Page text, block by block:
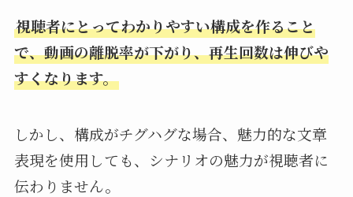
視聴者にとってわかりやすい構成を作ること
で、動画の離脱率が下がり、再生回数は伸びや
すくなります。
しかし、構成がチグハグな場合、魅力的な文章
表現を使用しても、シナリオの魅力が視聴者に
伝わりません。